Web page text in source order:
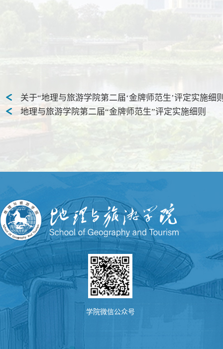
关于“地理与旅游学院第二届‘金牌师范生’评定实施细
地理与旅游学院第二届“金牌师范生”评定实施细则
学院微信公众号